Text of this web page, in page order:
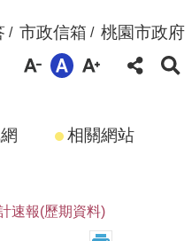
市政信箱 桃園市政府
相關網站
速報(歷期資料)